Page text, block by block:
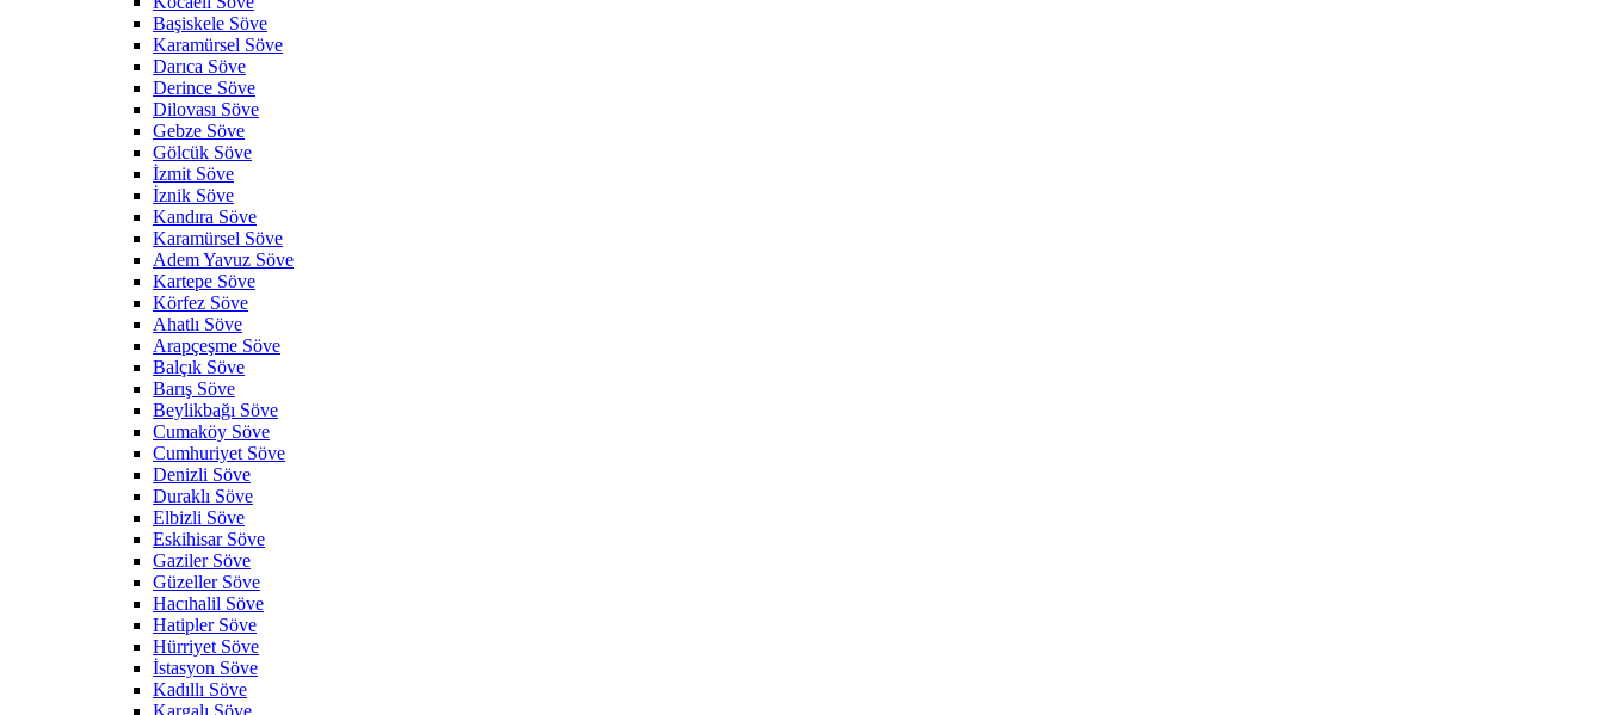
Başiskele Söve
Karamürsel Söve
Darıca Söve
Derince Söve
Dilovası Söve
Gebze Söve
Gölcük Söve
İzmit Söve
İznik Söve
Kandıra Söve
Karamürsel Söve
Adem Yavuz Söve
Kartepe Söve
Körfez Söve
Ahatlı Söve
Arapçeşme Söve
Balçık Söve
Barış Söve
Beylikbağı Söve
Cumaköy Söve
Cumhuriyet Söve
Denizli Söve
Duraklı Söve
Elbizli Söve
Eskihisar Söve
Gaziler Söve
Güzeller Söve
Hacıhalil Söve
Hatipler Söve
Hürriyet Söve
İstasyon Söve
Kadıllı Söve